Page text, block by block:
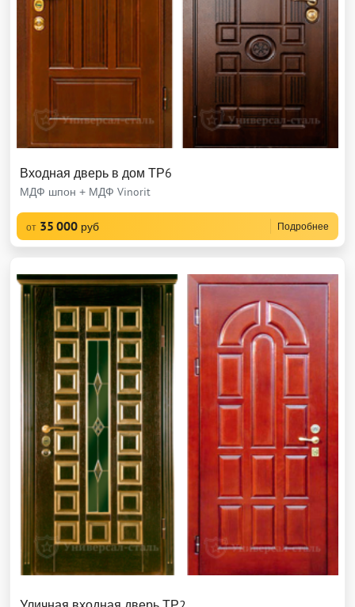
Входная дверь в дом ТР6
МДФ шпон + МДФ Vinorit
от 35 000 руб Подробнее